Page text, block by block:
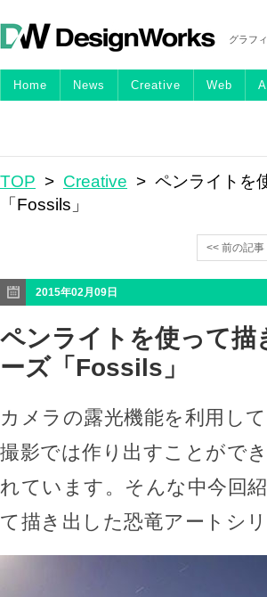
グラフ
Home News Creative Web
TOP > Creative > ペンライトを
「Fossils」
<< 前の記事
2015年02月09日
ペンライトを使って描
ーズ「Fossils」
カメラの露光機能を利用し
撮影では作り出すことがで
れています。そんな中今回
て描き出した恐竜アートシ